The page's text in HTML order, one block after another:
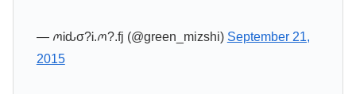
— ꪔᎥԃσ?Ꭵ.ꪔ?.fj (@green_mizshi) September 21,
2015